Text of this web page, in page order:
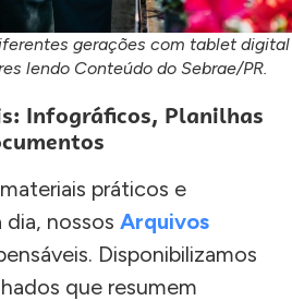
gerações com tablet digital
lendo Conteúdo do Sebrae/PR.
Infográficos, Planilhas
práticos e
dia, nossos Arquivos
Disponibilizamos
que resumem